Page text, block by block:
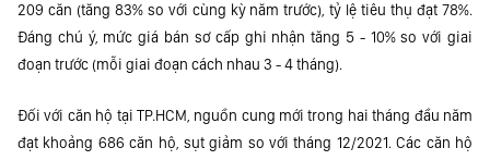
209 căn (tăng 83% so với cùng kỳ năm trước), tỷ lệ tiêu thụ đạt 78%.
Đáng chú ý, mức giá bán sơ cấp ghi nhận tăng 5 - 10% so với giai
đoạn trước (mỗi giai đoạn cách nhau 3 - 4 tháng).
Đối với căn hộ tại TP.HCM, nguồn cung mới trong hai tháng đầu năm
đạt khoảng 686 căn hộ, sụt giảm so với tháng 12/2021. Các căn hộ